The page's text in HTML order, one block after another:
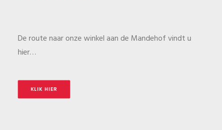
De route naar onze winkel aan de Mandehof vindt u
hier…
KLIK HIER